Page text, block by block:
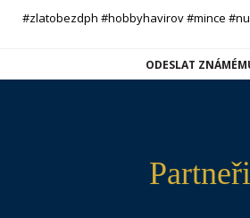
#zlatobezdph #hobbyhavirov #mince
ODESLAT
Partneři